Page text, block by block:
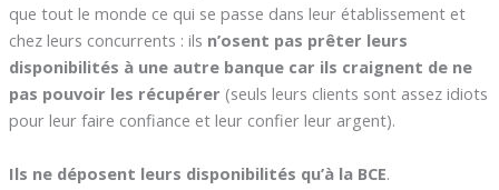
que tout le monde ce qui se passe dans leur établissement et
chez leurs concurrents : ils n’osent pas prêter leurs
disponibilités à une autre banque car ils craignent de ne
pas pouvoir les récupérer (seuls leurs clients sont assez idiots
pour leur faire confiance et leur confier leur argent).
Ils ne déposent leurs disponibilités qu’à la BCE.